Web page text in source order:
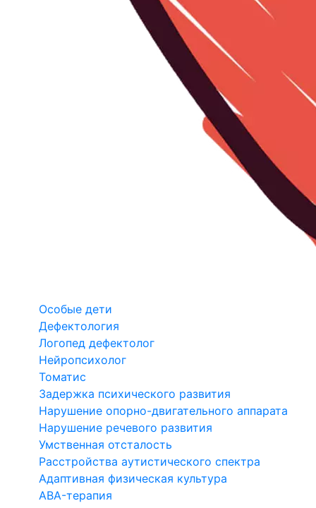
Особые дети
Дефектология
Логопед дефектолог
Нейропсихолог
Томатис
Задержка психического развития
Нарушение опорно-двигательного аппарата
Нарушение речевого развития
Умственная отсталость
Расстройства аутистического спектра
Адаптивная физическая культура
ABA-терапия